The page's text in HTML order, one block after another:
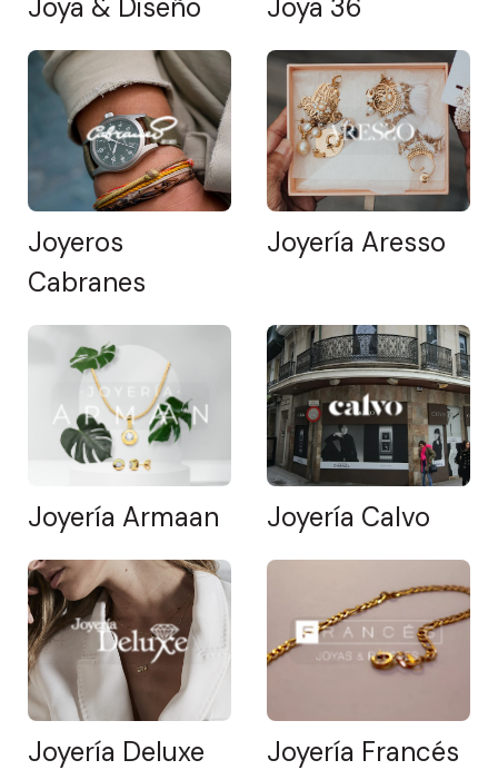
Joya & Diseño Joya 36
Joyeros
Cabranes
Joyería Aresso
Joyería Armaan Joyería Calvo
Joyería Deluxe Joyería Francés